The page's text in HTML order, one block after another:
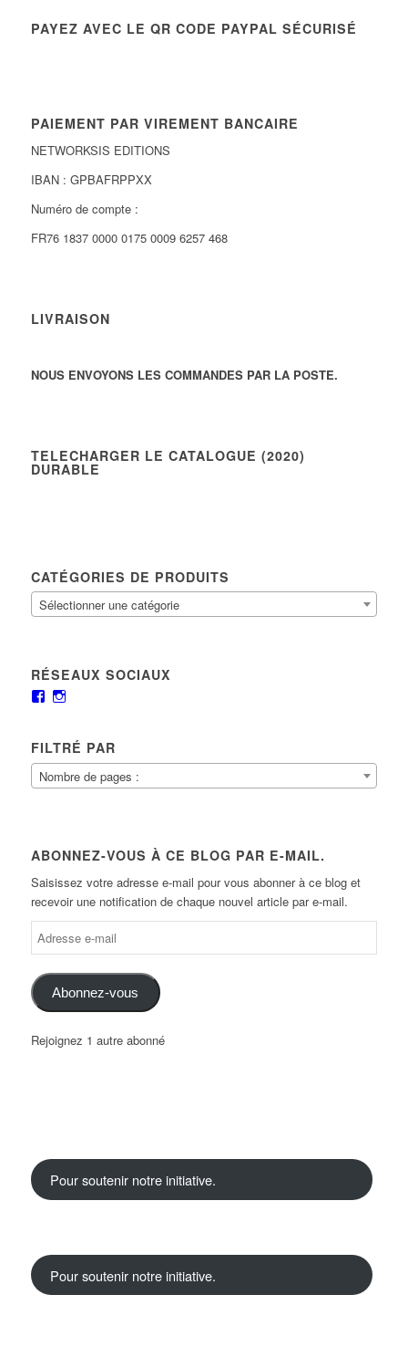
PAYEZ AVEC LE QR CODE PAYPAL SÉCURISÉ
PAIEMENT PAR VIREMENT BANCAIRE
NETWORKSIS EDITIONS
IBAN : GPBAFRPPXX
Numéro de compte :
FR76 1837 0000 0175 0009 6257 468
LIVRAISON
NOUS ENVOYONS LES COMMANDES PAR LA POSTE.
TELECHARGER LE CATALOGUE (2020)
DURABLE
CATÉGORIES DE PRODUITS
Sélectionner une catégorie
RÉSEAUX SOCIAUX
FILTRÉ PAR
Nombre de pages :
ABONNEZ-VOUS À CE BLOG PAR E-MAIL.
Saisissez votre adresse e-mail pour vous abonner à ce blog et
recevoir une notification de chaque nouvel article par e-mail.
Abonnez-vous
Rejoignez 1 autre abonné
Pour soutenir notre initiative.
Pour soutenir notre initiative.